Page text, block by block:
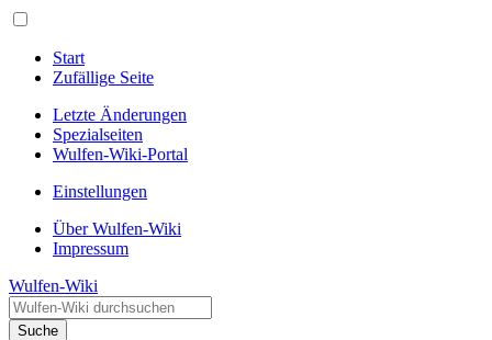
Start
Zufällige Seite
Letzte Änderungen
Spezialseiten
Wulfen-Wiki-Portal
Einstellungen
Über Wulfen-Wiki
Impressum
Wulfen-Wiki
Suche